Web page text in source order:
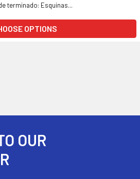
terminado: Esquinas...
OPTIONS
OUR